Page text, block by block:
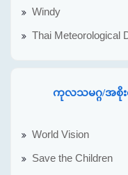
Windy
Thai Meteorological
ကုလသမဂ္ဂ/အစို
World Vision
Save the Children